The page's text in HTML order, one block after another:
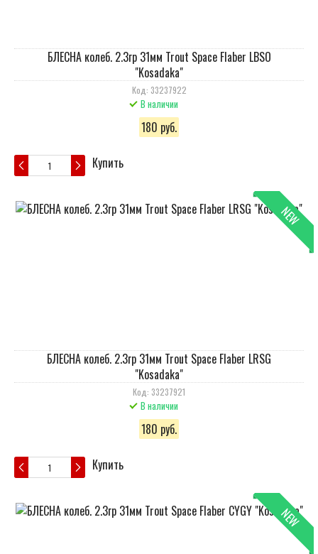
БЛЕСНА колеб. 2.3гр 31мм Trout Space Flaber LBSO
"Kosadaka"
Код: 33237922
В наличии
180 руб.
Купить
NEW
БЛЕСНА колеб. 2.3гр 31мм Trout Space Flaber LRSG
"Kosadaka"
Код: 33237921
В наличии
180 руб.
Купить
NEW